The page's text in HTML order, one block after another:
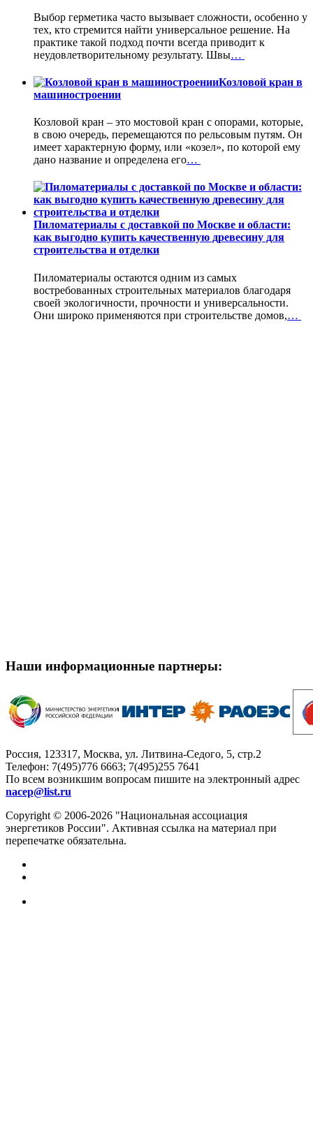
Выбор герметика часто вызывает сложности, особенно у
тех, кто стремится найти универсальное решение. На
практике такой подход почти всегда приводит к
неудовлетворительному результату. Швы…
Козловой кран в
машиностроении
Козловой кран – это мостовой кран с опорами, которые,
в свою очередь, перемещаются по рельсовым путям. Он
имеет характерную форму, или «козел», по которой ему
дано название и определена его…
Пиломатериалы с доставкой по Москве и области:
как выгодно купить качественную древесину для
строительства и отделки
Пиломатериалы остаются одним из самых
востребованных строительных материалов благодаря
своей экологичности, прочности и универсальности.
Они широко применяются при строительстве домов,…
Наши информационные партнеры:
Россия, 123317, Москва, ул. Литвина-Седого, 5, стр.2
Телефон: 7(495)776 6663; 7(495)255 7641
По всем возникшим вопросам пишите на электронный адрес
nacep@list.ru
Copyright © 2006-2026 "Национальная ассоциация
энергетиков России". Активная ссылка на материал при
перепечатке обязательна.